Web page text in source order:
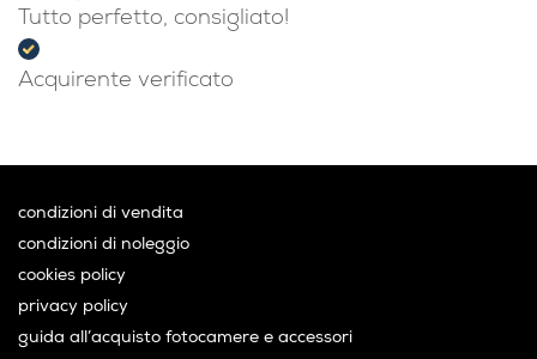
Tutto perfetto, consigliato!
Acquirente verificato
condizioni di vendita
condizioni di noleggio
cookies policy
privacy policy
guida all’acquisto fotocamere e accessori